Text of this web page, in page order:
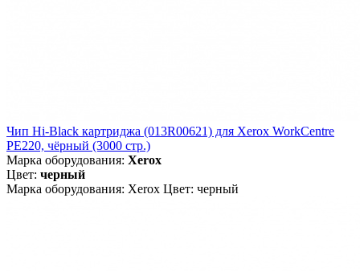
Чип Hi-Black картриджа (013R00621) для Xerox WorkCentre
PE220, чёрный (3000 стр.)
Марка оборудования: Xerox
Цвет: черный
Марка оборудования: Xerox Цвет: черный